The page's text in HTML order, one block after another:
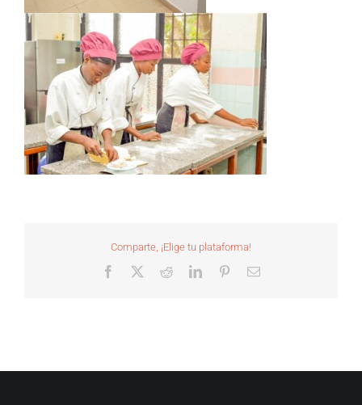
Comparte, ¡Elige tu plataforma!
Facebook RedditLinkedInPinterestCorreo